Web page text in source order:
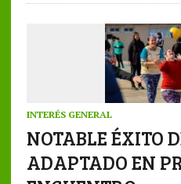
k
te
ai
l
at
s
A
p
INTERÉS GENERAL
NOTABLE ÉXITO
ADAPTADO EN